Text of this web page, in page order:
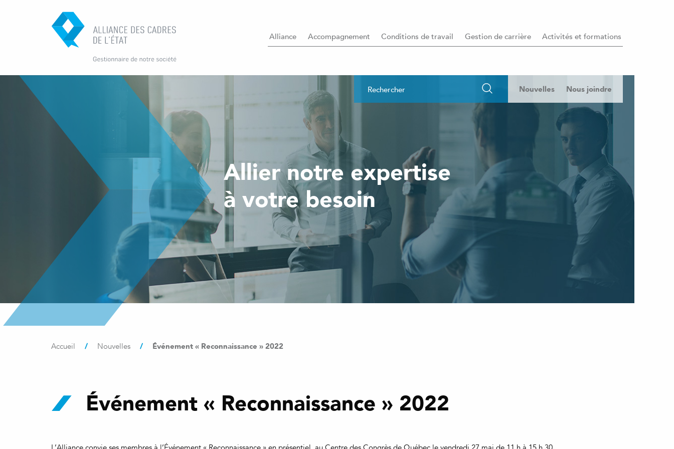
Alliance Accompagnement Conditions de travail Gestion de carrière Activités et formations
Nouvelles Nous joindre
Allier notre expertise
à votre besoin
Accueil / Nouvelles / Événement « Reconnaissance » 2022
Événement « Reconnaissance » 2022